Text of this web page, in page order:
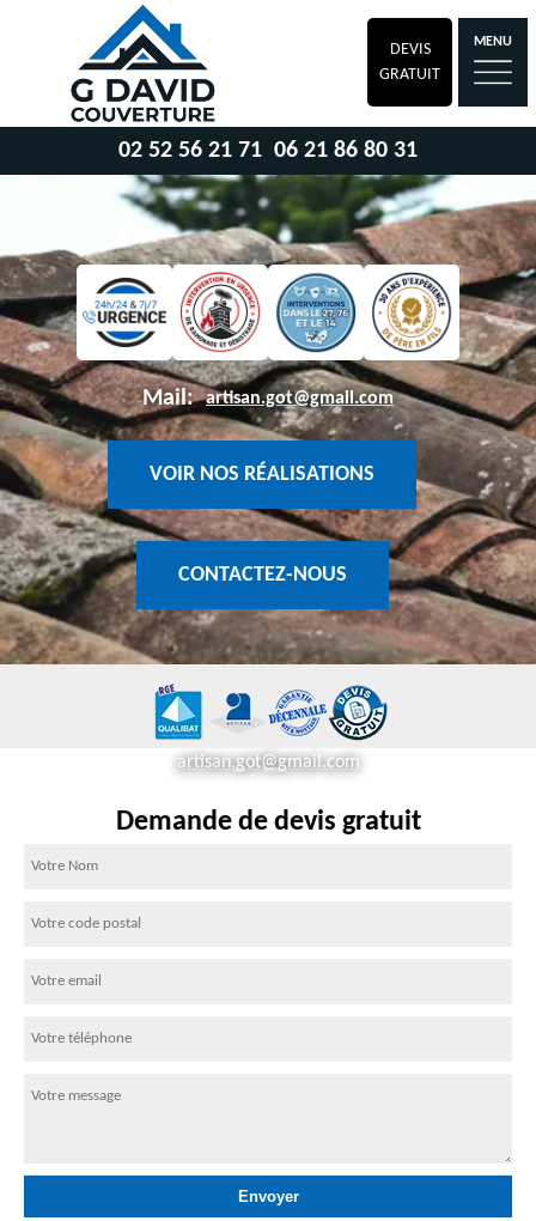
DEVIS
GRATUIT
MENU
02 52 56 21 71 06 21 86 80 31
Mail: artisan.got@gmail.com
VOIR NOS RÉALISATIONS
CONTACTEZ-NOUS
artisan.got@gmail.com
Demande de devis gratuit